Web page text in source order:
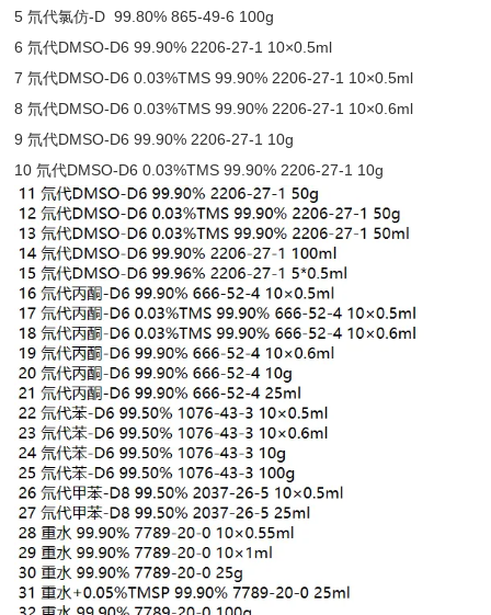
5 氘代氯仿-D 99.80% 865-49-6 100g
6 氘代DMSO-D6 99.90% 2206-27-1 10×0.5ml
7 氘代DMSO-D6 0.03%TMS 99.90% 2206-27-1 10×0.5ml
8 氘代DMSO-D6 0.03%TMS 99.90% 2206-27-1 10×0.6ml
9 氘代DMSO-D6 99.90% 2206-27-1 10g
10 氘代DMSO-D6 0.03%TMS 99.90% 2206-27-1 10g